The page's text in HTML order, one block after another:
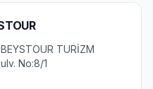
TURİZM
No:8/1